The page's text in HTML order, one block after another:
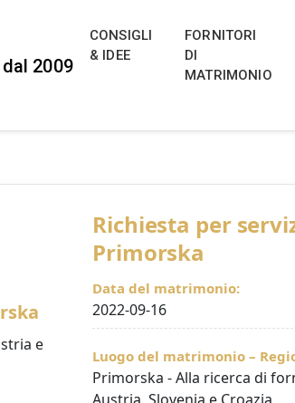
e destination wedding in Slovenia,
al matrimonio. 2026–2028
CONSIGLI
& IDEE
FORNITORI
DI
MATRIMONIO
e
Richiesta per
Primorska
Data del matrimonio:
2022-09-16
Luogo del matrimonio –
Primorska - Alla ricerca di